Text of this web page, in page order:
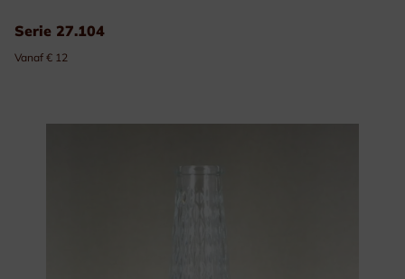
Serie 27.104
Vanaf € 12